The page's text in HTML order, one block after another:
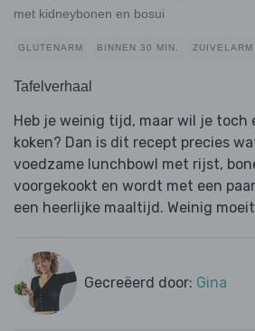
met kidneybonen en bosui
GLUTENARM BINNEN 30 MIN. ZUIVELARM
Tafelverhaal
Heb je weinig tijd, maar wil je toch
koken? Dan is dit recept precies
voedzame lunchbowl met rijst,
voorgekookt en wordt met een
een heerlijke maaltijd. Weinig
Gecreëerd door: Gina